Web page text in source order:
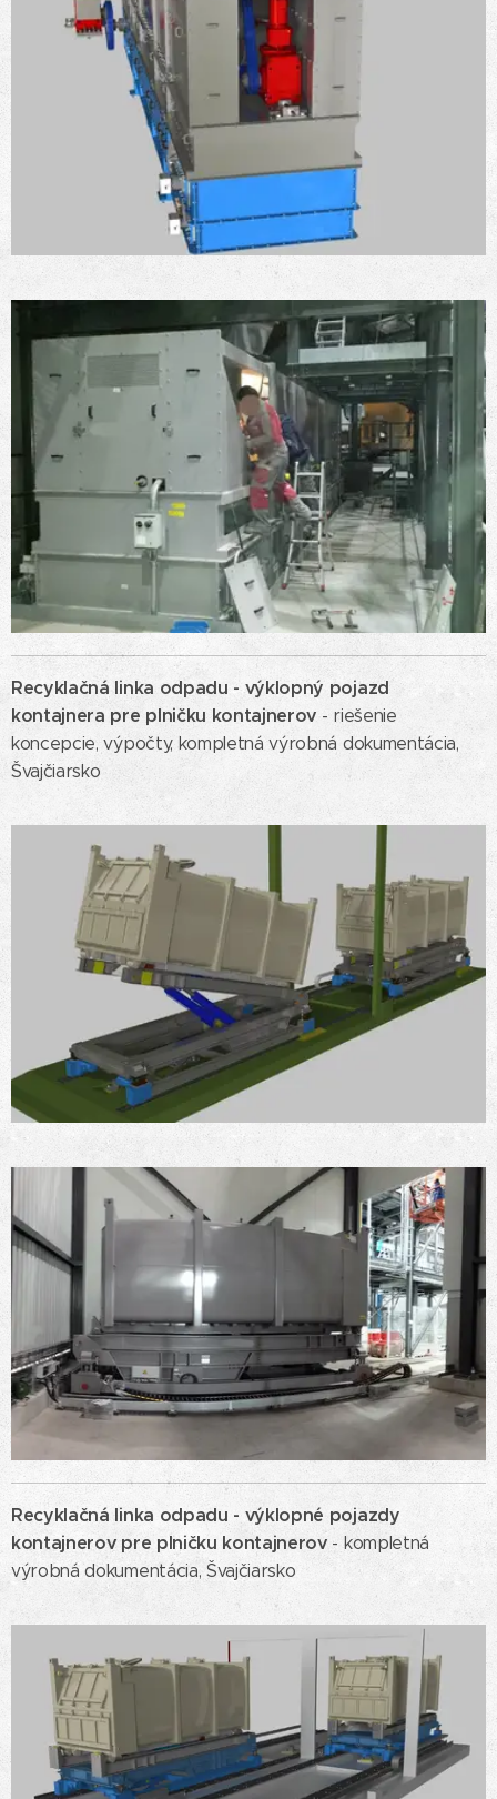
Recyklačná linka odpadu -výklopný pojazd
kontajnera pre plničku kontajnerov - riešenie
koncepcie, výpočty, kompletná výrobná dokumentácia,
Švajčiarsko
Recyklačná linka odpadu - výklopné pojazdy
kontajnerov pre plničku kontajnerov- kompletná
výrobná dokumentácia, Švajčiarsko